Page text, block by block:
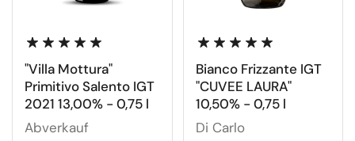
"Villa Mottura"
Primitivo Salento IGT
2021 13,00% - 0,75 l
Abverkauf
Bianco Frizzante IGT
"CUVEE LAURA"
10,50% - 0,75 l
Di Carlo